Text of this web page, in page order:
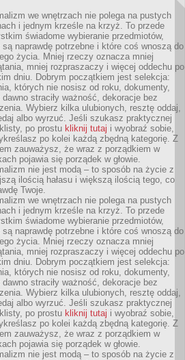
we wnętrzach nie polega na pustych
i jednym krześle na krzyż. To przede
świadome wybieranie przedmiotów,
są naprawdę potrzebne i które coś wnoszą do
życia. Mniej rzeczy oznacza mniej
mniej rozpraszaczy i więcej oddechu po
dniu. Dobrym początkiem jest selekcja:
których nie nosisz od roku, dokumenty,
dawno straciły ważność, dekoracje bez
Wybierz kilka ulubionych, resztę oddaj,
albo wyrzuć. Jeśli szukasz praktycznej
po prostu kliknij tutaj i wyobraź sobie,
po kolei każdą zbędną kategorię. Z
zauważysz, że wraz z porządkiem w
pojawia się porządek w głowie.
nie jest modą – to sposób na życie z
ilością hałasu i większą ilością tego, co
Twoje.
we wnętrzach nie polega na pustych
i jednym krześle na krzyż. To przede
świadome wybieranie przedmiotów,
są naprawdę potrzebne i które coś wnoszą do
życia. Mniej rzeczy oznacza mniej
mniej rozpraszaczy i więcej oddechu po
dniu. Dobrym początkiem jest selekcja:
których nie nosisz od roku, dokumenty,
dawno straciły ważność, dekoracje bez
Wybierz kilka ulubionych, resztę oddaj,
albo wyrzuć. Jeśli szukasz praktycznej
po prostu kliknij tutaj i wyobraź sobie,
po kolei każdą zbędną kategorię. Z
zauważysz, że wraz z porządkiem w
pojawia się porządek w głowie.
nie jest modą – to sposób na życie z